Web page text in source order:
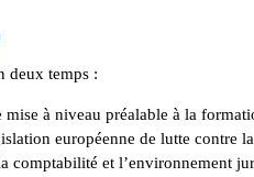
deux temps :
à niveau préalable à la
européenne de lutte contre
comptabilité et l’environnement